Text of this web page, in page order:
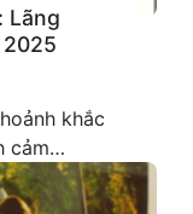
Lãng
2025
khắc
cảm…